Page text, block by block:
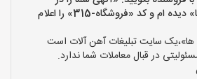
سایت «آهن آلاتی ها» دیده ام و کد «فروشگاه-315» را اعلام
سایت تبلیغات آهن آلات است
در قبال معاملات شما ندارد.